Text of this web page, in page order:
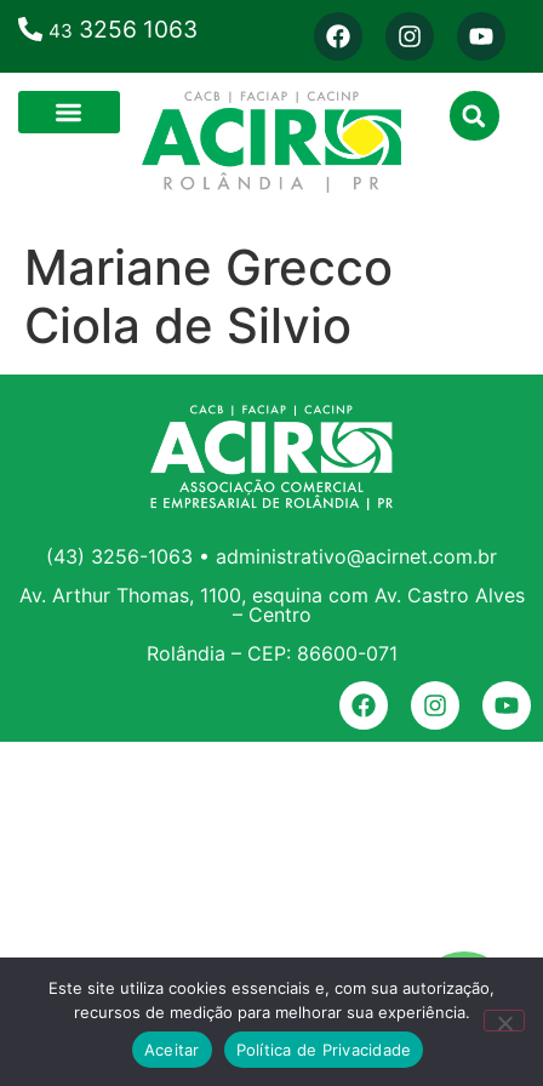
43 3256 1063
Mariane Grecco
Ciola de Silvio
(43) 3256-1063 • administrativo@acirnet.com.br
Av. Arthur Thomas, 1100, esquina com Av. Castro Alves
– Centro
Rolândia – CEP: 86600-071
Este site utiliza cookies essenciais e, com sua autorização,
recursos de medição para melhorar sua experiência.
Aceitar
Política de Privacidade